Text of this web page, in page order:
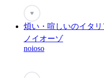
♥
煩い・喧しいのイタ
ノイオーゾ
noioso